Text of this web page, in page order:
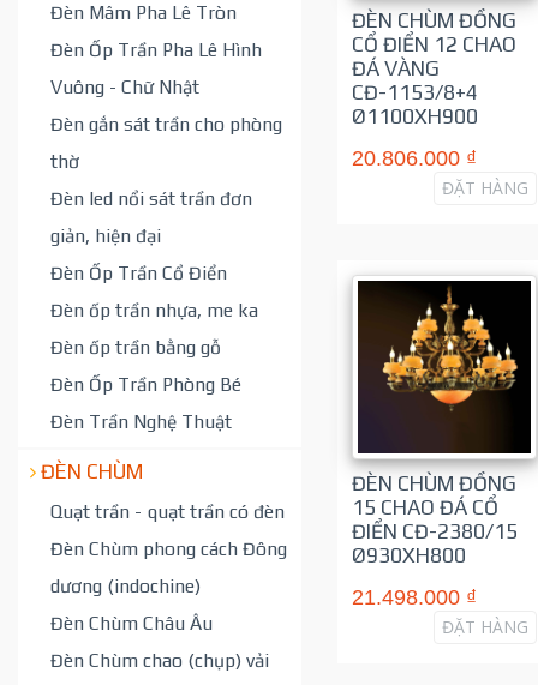
Đèn Mâm Pha Lê Tròn
Đèn Ốp Trần Pha Lê Hình
Vuông - Chữ Nhật
Đèn gắn sát trần cho phòng
thờ
Đèn led nổi sát trần đơn
giản, hiện đại
Đèn Ốp Trần Cổ Điển
Đèn ốp trần nhựa, me ka
Đèn ốp trần bằng gỗ
Đèn Ốp Trần Phòng Bé
Đèn Trần Nghệ Thuật
ĐÈN CHÙM
Quạt trần - quạt trần có đèn
Đèn Chùm phong cách Đông
dương (indochine)
Đèn Chùm Châu Âu
Đèn Chùm chao (chụp) vải
ĐÈN CHÙM ĐỒNG
CỔ ĐIỂN 12 CHAO
ĐÁ VÀNG
CĐ-1153/8+4
Ø1100XH900
20.806.000 ₫
ĐẶT HÀNG
ĐÈN CHÙM ĐỒNG
15 CHAO ĐÁ CỔ
ĐIỂN CĐ-2380/15
Ø930XH800
21.498.000 ₫
ĐẶT HÀNG